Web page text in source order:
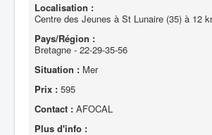
Localisation :
Centre des Jeunes à St Lunaire (35) à 12
Pays/Région :
Bretagne - 22-29-35-56
Situation : Mer
Prix : 595
Contact : AFOCAL
Plus d'info :